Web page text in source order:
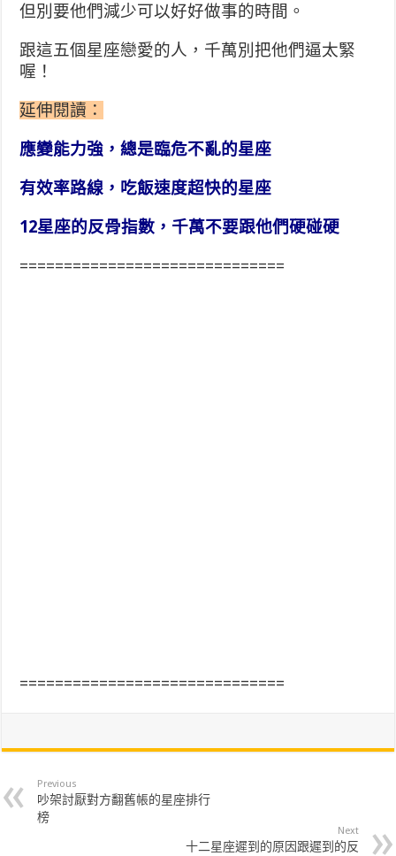
但別要他們減少可以好好做事的時間。
跟這五個星座戀愛的人，千萬別把他們逼太緊
喔！
延伸閱讀：
應變能力強，總是臨危不亂的星座
有效率路線，吃飯速度超快的星座
12星座的反骨指數，千萬不要跟他們硬碰硬
==============================
==============================
Previous
吵架討厭對方翻舊帳的星座排行
榜
Next
十二星座遲到的原因跟遲到的反